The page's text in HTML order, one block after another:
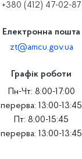
+380 (412) 47-02-87
Електронна пошта
zt@amcu.gov.ua
Графік роботи
Пн-Чт: 8:00-17:00
перерва: 13:00-13:45
Пт: 8:00-15:45
перерва: 13:00-13:45